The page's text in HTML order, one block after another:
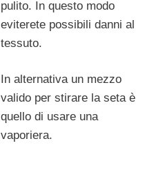
pulito. In questo modo
eviterete possibili danni al
tessuto.
In alternativa un mezzo
valido per stirare la seta è
quello di usare una
vaporiera.